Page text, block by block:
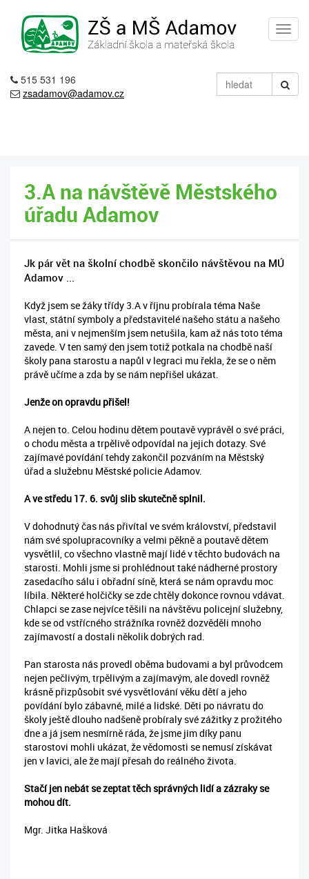
515 531 196
zsadamov@adamov.cz
3.A na návštěvě Městského
úřadu Adamov
Jk pár vět na školní chodbě skončilo návštěvou na MÚ
Adamov ...
Když jsem se žáky třídy 3.A v říjnu probírala téma Naše
vlast, státní symboly a představitelé našeho státu a našeho
města, ani v nejmenším jsem netušila, kam až nás toto téma
zavede. V ten samý den jsem totiž potkala na chodbě naší
školy pana starostu a napůl v legraci mu řekla, že se o něm
právě učíme a zda by se nám nepřišel ukázat.
Jenže on opravdu přišel!
A nejen to. Celou hodinu dětem poutavě vyprávěl o své práci,
o chodu města a trpělivě odpovídal na jejich dotazy. Své
zajímavé povídání tehdy zakončil pozváním na Městský
úřad a služebnu Městské policie Adamov.
A ve středu 17. 6. svůj slib skutečně splnil.
V dohodnutý čas nás přivítal ve svém království, představil
nám své spolupracovníky a velmi pěkně a poutavě dětem
vysvětlil, co všechno vlastně mají lidé v těchto budovách na
starosti. Mohli jsme si prohlédnout také nádherné prostory
zasedacího sálu i obřadní síně, která se nám opravdu moc
líbila. Některé holčičky se zde chtěly dokonce rovnou vdávat.
Chlapci se zase nejvíce těšili na návštěvu policejní služebny,
kde se od vstřícného strážníka rovněž dozvěděli mnoho
zajímavostí a dostali několik dobrých rad.
Pan starosta nás provedl oběma budovami a byl průvodcem
nejen pečlivým, trpělivým a zajímavým, ale dovedl rovněž
krásně přizpůsobit své vysvětlování věku dětí a jeho
povídání bylo zábavné, milé a lidské. Děti po návratu do
školy ještě dlouho nadšeně probíraly své zážitky z prožitého
dne a já jsem nesmírně ráda, že jsme jim díky panu
starostovi mohli ukázat, že vědomosti se nemusí získávat
jen v lavici, ale že mají přesah do reálného života.
Stačí jen nebát se zeptat těch správných lidí a zázraky se
mohou dít.
Mgr. Jitka Hašková